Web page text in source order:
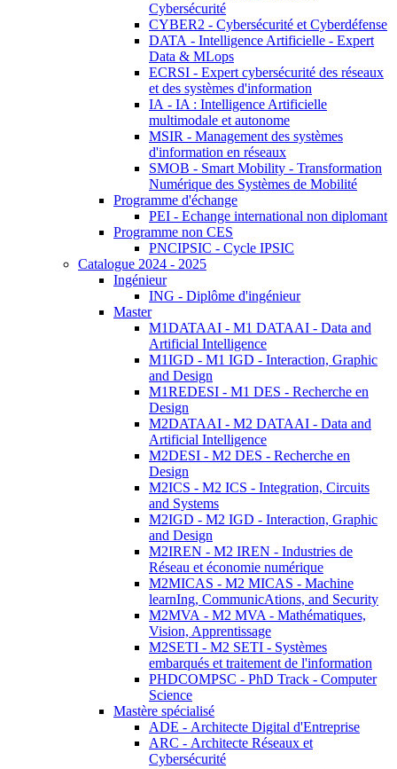
Cybersécurité
CYBER2 - Cybersécurité et Cyberdéfense
DATA - Intelligence Artificielle - Expert
Data & MLops
ECRSI - Expert cybersécurité des réseaux
et des systèmes d'information
IA - IA : Intelligence Artificielle
multimodale et autonome
MSIR - Management des systèmes
d'information en réseaux
SMOB - Smart Mobility - Transformation
Numérique des Systèmes de Mobilité
Programme d'échange
PEI - Echange international non diplomant
Programme non CES
PNCIPSIC - Cycle IPSIC
Catalogue 2024 - 2025
Ingénieur
ING - Diplôme d'ingénieur
Master
M1DATAAI - M1 DATAAI - Data and
Artificial Intelligence
M1IGD - M1 IGD - Interaction, Graphic
and Design
M1REDESI - M1 DES - Recherche en
Design
M2DATAAI - M2 DATAAI - Data and
Artificial Intelligence
M2DESI - M2 DES - Recherche en
Design
M2ICS - M2 ICS - Integration, Circuits
and Systems
M2IGD - M2 IGD - Interaction, Graphic
and Design
M2IREN - M2 IREN - Industries de
Réseau et économie numérique
M2MICAS - M2 MICAS - Machine
learnIng, CommunicAtions, and Security
M2MVA - M2 MVA - Mathématiques,
Vision, Apprentissage
M2SETI - M2 SETI - Systèmes
embarqués et traitement de l'information
PHDCOMPSC - PhD Track - Computer
Science
Mastère spécialisé
ADE - Architecte Digital d'Entreprise
ARC - Architecte Réseaux et
Cybersécurité